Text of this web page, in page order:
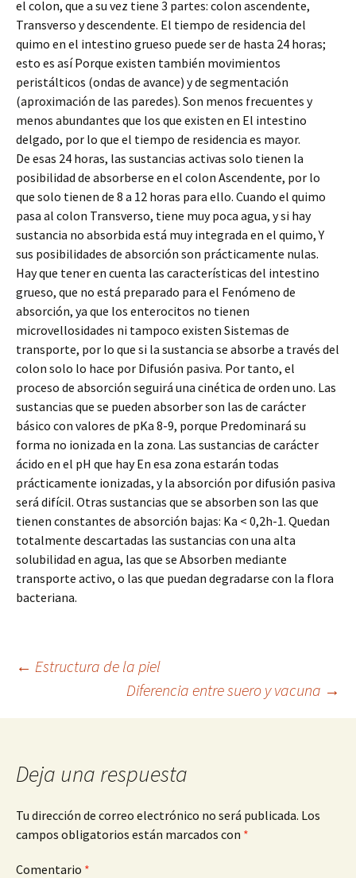
el colon, que a su vez tiene 3 partes: colon ascendente,
Transverso y descendente. El tiempo de residencia del
quimo en el intestino grueso puede ser de hasta 24 horas;
esto es así Porque existen también movimientos
peristálticos (ondas de avance) y de segmentación
(aproximación de las paredes). Son menos frecuentes y
menos abundantes que los que existen en El intestino
delgado, por lo que el tiempo de residencia es mayor.
De esas 24 horas, las sustancias activas solo tienen la
posibilidad de absorberse en el colon Ascendente, por lo
que solo tienen de 8 a 12 horas para ello. Cuando el quimo
pasa al colon Transverso, tiene muy poca agua, y si hay
sustancia no absorbida está muy integrada en el quimo, Y
sus posibilidades de absorción son prácticamente nulas.
Hay que tener en cuenta las características del intestino
grueso, que no está preparado para el Fenómeno de
absorción, ya que los enterocitos no tienen
microvellosidades ni tampoco existen Sistemas de
transporte, por lo que si la sustancia se absorbe a través del
colon solo lo hace por Difusión pasiva. Por tanto, el
proceso de absorción seguirá una cinética de orden uno. Las
sustancias que se pueden absorber son las de carácter
básico con valores de pKa 8-9, porque Predominará su
forma no ionizada en la zona. Las sustancias de carácter
ácido en el pH que hay En esa zona estarán todas
prácticamente ionizadas, y la absorción por difusión pasiva
será difícil. Otras sustancias que se absorben son las que
tienen constantes de absorción bajas: Ka < 0,2h-1. Quedan
totalmente descartadas las sustancias con una alta
solubilidad en agua, las que se Absorben mediante
transporte activo, o las que puedan degradarse con la flora
bacteriana.
Navegación
de
entradas
← Estructura de la piel
Diferencia entre suero y vacuna →
Deja una respuesta
Tu dirección de correo electrónico no será publicada. Los
campos obligatorios están marcados con *
Comentario *